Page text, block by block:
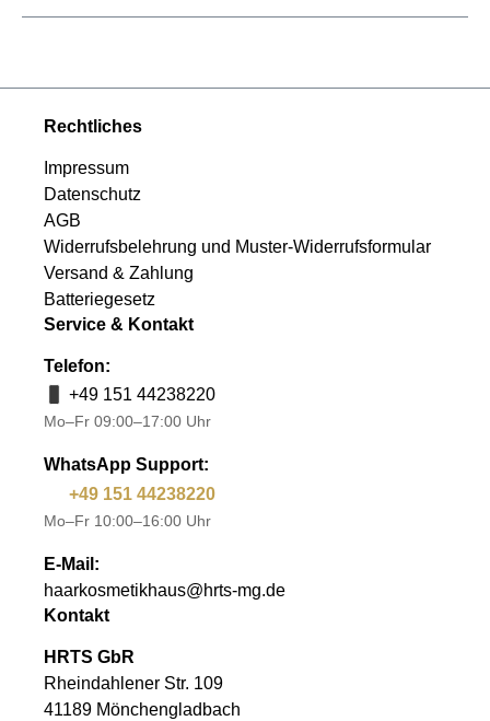
Rechtliches
Impressum
Datenschutz
AGB
Widerrufsbelehrung und Muster-Widerrufsformular
Versand & Zahlung
Batteriegesetz
Service & Kontakt
Telefon:
+49 151 44238220
Mo–Fr 09:00–17:00 Uhr
WhatsApp Support:
+49 151 44238220
Mo–Fr 10:00–16:00 Uhr
E-Mail:
haarkosmetikhaus@hrts-mg.de
Kontakt
HRTS GbR
Rheindahlener Str. 109
41189 Mönchengladbach